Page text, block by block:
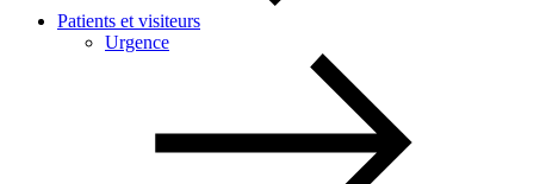
Patients et visiteurs
Urgence